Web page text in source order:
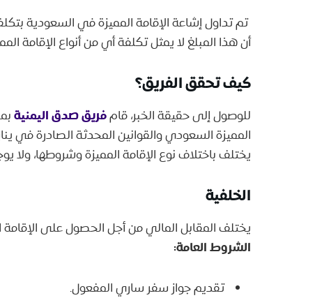
أن هذا المبلغ لا يمثل تكلفة أي من أنواع الإقامة
​كيف تحقق الفريق؟
​للوصول إلى حقيقة الخبر، قامفريق صدق اليمنية
يختلف باختلاف نوع الإقامة المميزة وشروطها، ولا يوجد إطلاقاً
الخلفية
يختلف المقابل المالي من أجل الحصول على الإقامة المُمّيزة باختلاف
الشروط العامة:
تقديم جواز سفر ساري المفعول.